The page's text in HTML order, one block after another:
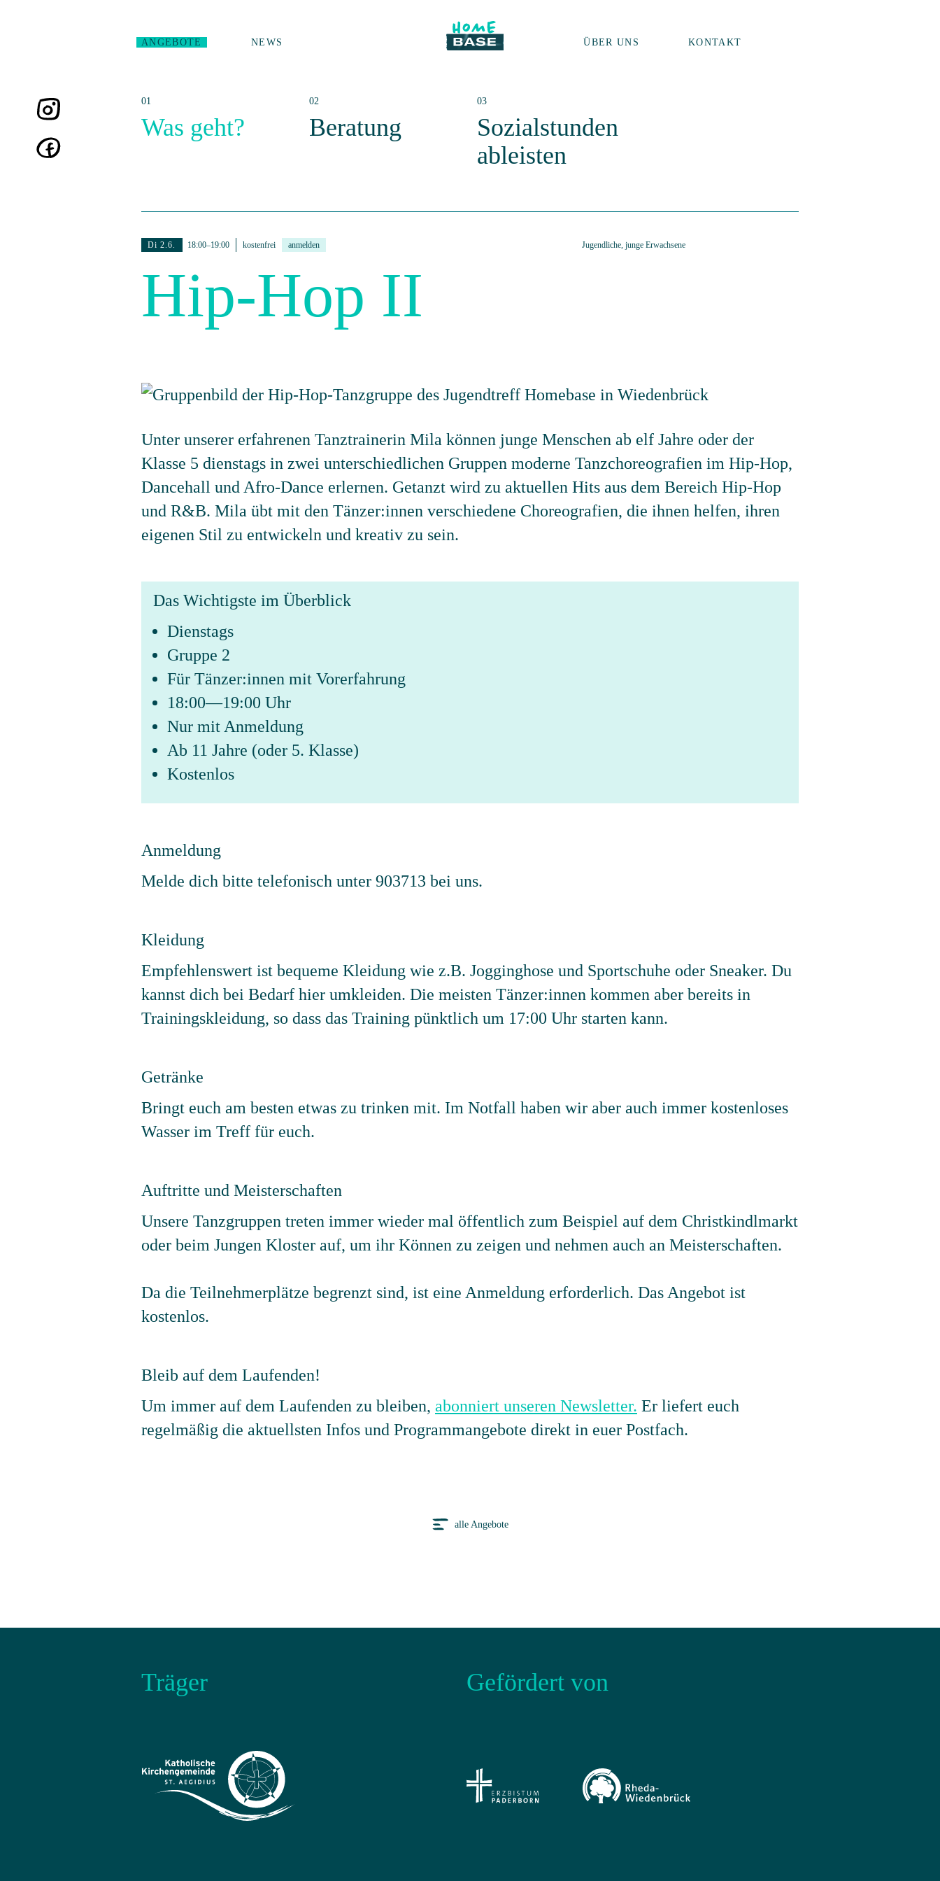
ANGEBOTE NEWS ÜBER UNS KONTAKT
Was geht? Beratung
Sozialstunden
ableisten
Di 2.6. 18:00–19:00 kostenfrei anmelden Jugendliche, junge Erwachsene
Hip-Hop II
Unter unserer erfahrenen Tanztrainerin Mila können junge Menschen ab elf Jahre oder der
Klasse 5 dienstags in zwei unterschiedlichen Gruppen moderne Tanzchoreografien im Hip-Hop,
Dancehall und Afro-Dance erlernen. Getanzt wird zu aktuellen Hits aus dem Bereich Hip-Hop
und R&B. Mila übt mit den Tänzer:innen verschiedene Choreografien, die ihnen helfen, ihren
eigenen Stil zu entwickeln und kreativ zu sein.
Das Wichtigste im Überblick
Dienstags
Gruppe 2
Für Tänzer:innen mit Vorerfahrung
18:00—19:00 Uhr
Nur mit Anmeldung
Ab 11 Jahre (oder 5. Klasse)
Kostenlos
Anmeldung
Melde dich bitte telefonisch unter 903713 bei uns.
Kleidung
Empfehlenswert ist bequeme Kleidung wie z.B. Jogginghose und Sportschuhe oder Sneaker. Du
kannst dich bei Bedarf hier umkleiden. Die meisten Tänzer:innen kommen aber bereits in
Trainingskleidung, so dass das Training pünktlich um 17:00 Uhr starten kann.
Getränke
Bringt euch am besten etwas zu trinken mit. Im Notfall haben wir aber auch immer kostenloses
Wasser im Treff für euch.
Auftritte und Meisterschaften
Unsere Tanzgruppen treten immer wieder mal öffentlich zum Beispiel auf dem Christkindlmarkt
oder beim Jungen Kloster auf, um ihr Können zu zeigen und nehmen auch an Meisterschaften.
Da die Teilnehmerplätze begrenzt sind, ist eine Anmeldung erforderlich. Das Angebot ist
kostenlos.
Bleib auf dem Laufenden!
Um immer auf dem Laufenden zu bleiben, abonniert unseren Newsletter. Er liefert euch
regelmäßig die aktuellsten Infos und Programmangebote direkt in euer Postfach.
alle Angebote
Träger Gefördert von